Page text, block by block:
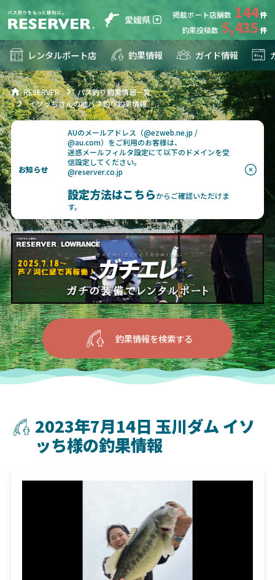
愛媛県 掲載ボート店舗数 144
釣果投稿数 5,435
レンタルボート店 釣果情報 ガイド情報
RESERVER
バス釣り釣果情報一覧
イソッちさんの地バス釣り釣果情報
お知らせ
AUのメールアドレス（@ezweb.ne.jp /
@au.com）をご利用のお客様は、
迷惑メールフィルタ設定にて以下のドメインを受
信設定してください。
@reserver.co.jp
設定方法はこちらからご確認いただけま
す。
釣果情報を検索する
2023年7月14日 玉川ダム イソ
ッち様の釣果情報